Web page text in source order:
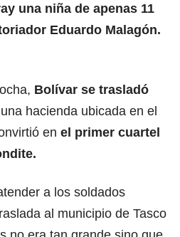
una niña de apenas 11
Eduardo Malagón.
Bolívar se trasladó
una hacienda ubicada en el
en el primer cuartel
a los soldados
al municipio de Tasco